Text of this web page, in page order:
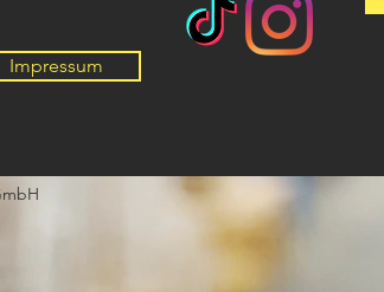
Impressum